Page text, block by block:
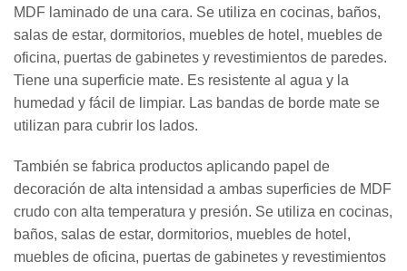
MDF laminado de una cara. Se utiliza en cocinas, baños,
salas de estar, dormitorios, muebles de hotel, muebles de
oficina, puertas de gabinetes y revestimientos de paredes.
Tiene una superficie mate. Es resistente al agua y la
humedad y fácil de limpiar. Las bandas de borde mate se
utilizan para cubrir los lados.
También se fabrica productos aplicando papel de
decoración de alta intensidad a ambas superficies de MDF
crudo con alta temperatura y presión. Se utiliza en cocinas,
baños, salas de estar, dormitorios, muebles de hotel,
muebles de oficina, puertas de gabinetes y revestimientos